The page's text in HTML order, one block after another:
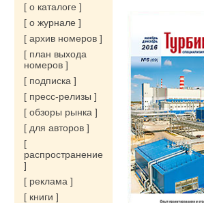
[ о каталоге ]
[ о журнале ]
[ архив номеров ]
[ план выхода
номеров ]
[ подписка ]
[ пресс-релизы ]
[ обзоры рынка ]
[ для авторов ]
[
распространение
]
[ реклама ]
[ книги ]